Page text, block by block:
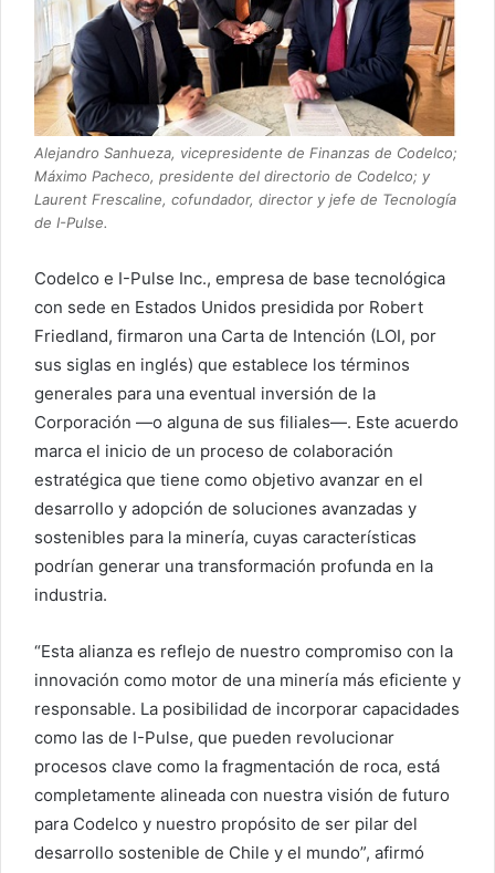
Alejandro Sanhueza, vicepresidente de Finanzas de Codelco;
Máximo Pacheco, presidente del directorio de Codelco; y
Laurent Frescaline, cofundador, director y jefe de Tecnología
de I-Pulse.
Codelco e I-Pulse Inc., empresa de base tecnológica
con sede en Estados Unidos presidida por Robert
Friedland, firmaron una Carta de Intención (LOI, por
sus siglas en inglés) que establece los términos
generales para una eventual inversión de la
Corporación —o alguna de sus filiales—. Este acuerdo
marca el inicio de un proceso de colaboración
estratégica que tiene como objetivo avanzar en el
desarrollo y adopción de soluciones avanzadas y
sostenibles para la minería, cuyas características
podrían generar una transformación profunda en la
industria.
“Esta alianza es reflejo de nuestro compromiso con la
innovación como motor de una minería más eficiente y
responsable. La posibilidad de incorporar capacidades
como las de I-Pulse, que pueden revolucionar
procesos clave como la fragmentación de roca, está
completamente alineada con nuestra visión de futuro
para Codelco y nuestro propósito de ser pilar del
desarrollo sostenible de Chile y el mundo”, afirmó